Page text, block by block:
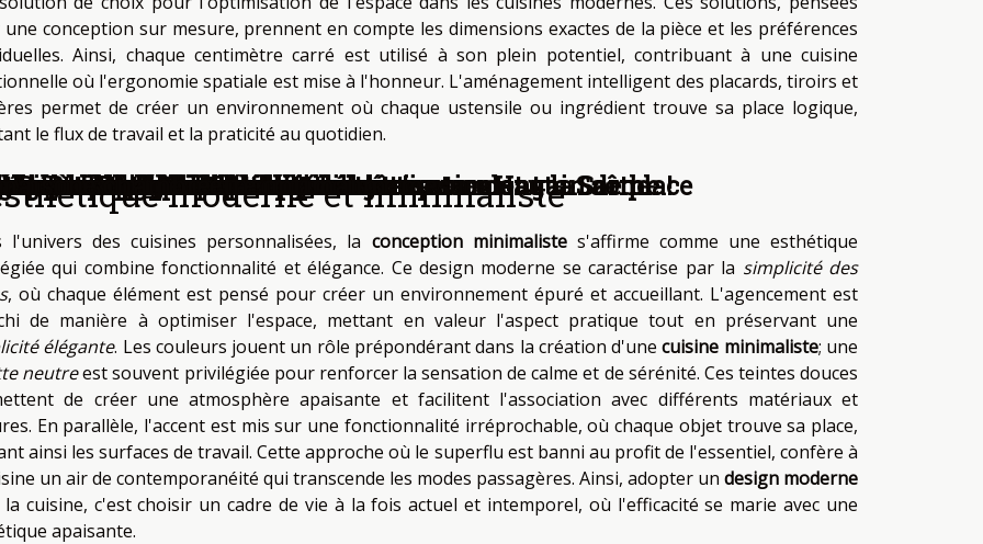
conception sur mesure, prennent en compte les dimensions exactes de la pièce et les préférences
Ainsi, chaque centimètre carré est utilisé à son plein potentiel, contribuant à une cuisine
où l'ergonomie spatiale est mise à l'honneur. L'aménagement intelligent des placards, tiroirs et
permet de créer un environnement où chaque ustensile ou ingrédient trouve sa place logique,
le flux de travail et la praticité au quotidien.
moderne et minimaliste
l'univers des cuisines personnalisées, la conception minimalistes'affirme comme une esthétique
qui combine fonctionnalité et élégance. Ce design moderne se caractérise par la simplicité des
, où chaque élément est pensé pour créer un environnement épuré et accueillant. L'agencement est
de manière à optimiser l'espace, mettant en valeur l'aspect pratique tout en préservant une
élégante. Les couleurs jouent un rôle prépondérant dans la création d'unecuisine minimaliste; une
neutreest souvent privilégiée pour renforcer la sensation de calme et de sérénité. Ces teintes douces
de créer une atmosphère apaisante et facilitent l'association avec différents matériaux et
En parallèle, l'accent est mis sur une fonctionnalité irréprochable, où chaque objet trouve sa place,
ainsi les surfaces de travail. Cette approche où le superflu est banni au profit de l'essentiel, confère à
un air de contemporanéité qui transcende les modes passagères. Ainsi, adopter un design moderne
la cuisine, c'est choisir un cadre de vie à la fois actuel et intemporel, où l'efficacité se marie avec une
apaisante.
Rapid Depan' intervient du tac-au-tac dans la Sarthe !
et organisation
d'enfant partagée organisation et gain de place
pour les espaces publics
et d'installateurs de clôtures en Haute-Saône
sur mesure
maison avec des volets électriques
biens immobiliers avant la vente
sublimer votre salon
pour les entreprises
vapeur pour votre cuisine
Boulogne Billancourt
et stylé chez soi
aménagement extérieur et terrassement
à une entreprise spécialisée !
installations métalliques sur mesure
adaptée à vos besoins
adapté à vos besoins
en bois versus aluminium
tout style de décoration
dans votre habitat
les combles
pour un bien-être optimal
petite chambre